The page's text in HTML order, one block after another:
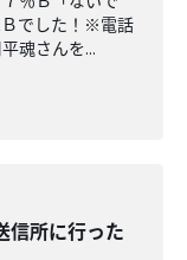
Ｂでした！※電話
魂さんを...
信所に行った